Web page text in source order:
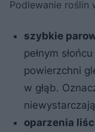
Podlewanie roślin
szybkie
pełnym
powierzchni
w głąb.
oparzenia